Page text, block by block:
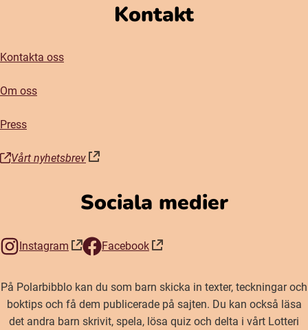
Kontakt
Kontakta oss
Om oss
Press
Vårt nyhetsbrev
(öppnas i nytt fönster)
Sociala medier
Instagram
(öppnas i nytt fönster)
Facebook
(öppnas i nytt fönster)
På Polarbibblo kan du som barn skicka in texter, teckningar och
boktips och få dem publicerade på sajten. Du kan också läsa
det andra barn skrivit, spela, lösa quiz och delta i vårt Lotteri